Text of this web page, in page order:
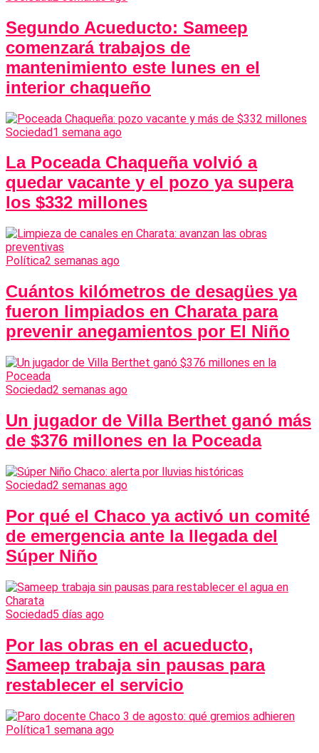
Segundo Acueducto: Sameep
comenzará trabajos de
mantenimiento este lunes en el
interior chaqueño
Sociedad1 semana ago
La Poceada Chaqueña volvió a
quedar vacante y el pozo ya supera
los $332 millones
Política2 semanas ago
Cuántos kilómetros de desagües ya
fueron limpiados en Charata para
prevenir anegamientos por El Niño
Sociedad2 semanas ago
Un jugador de Villa Berthet ganó más
de $376 millones en la Poceada
Sociedad2 semanas ago
Por qué el Chaco ya activó un comité
de emergencia ante la llegada del
Súper Niño
Sociedad5 días ago
Por las obras en el acueducto,
Sameep trabaja sin pausas para
restablecer el servicio
Política1 semana ago